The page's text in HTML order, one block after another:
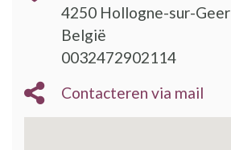
4250 Hollogne-sur-Geer
België
0032472902114
Contacteren via mail